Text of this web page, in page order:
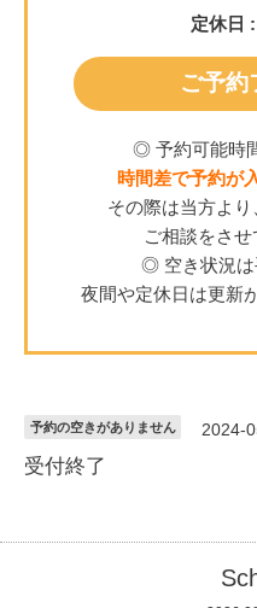
定休日
ご予約
◎ 予約可能時
時間差で予約が
その際は当方よ
ご相談をさせ
◎ 空き状況は
夜間や定休日は更新
予約の空きがありません 2024-
受付終了